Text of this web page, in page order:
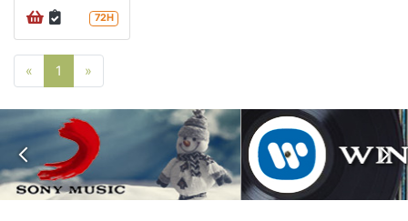
72H
« Poprzednia strona
1 »